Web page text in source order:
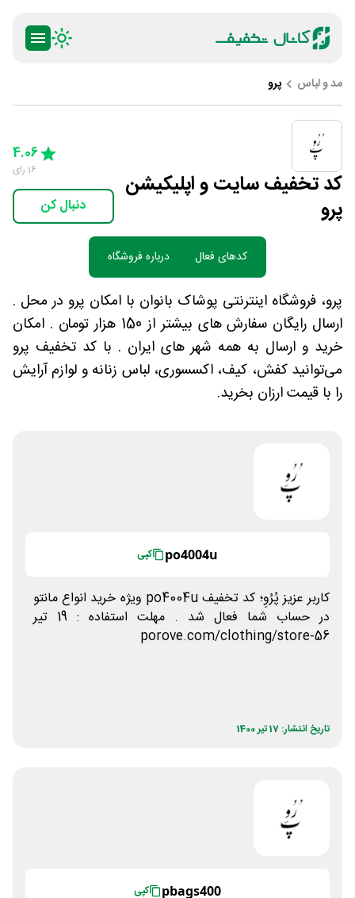
مد و لباس پرو
کد تخفیف سایت و اپلیکیشن
پرو
4 Stars
5 Stars
4.06
16 رای
دنبال کن
کدهای فعال درباره فروشگاه
پرو، فروشگاه اینترنتی پوشاک بانوان با امکان پرو در محل .
ارسال رایگان سفارش های بیشتر از 150 هزار تومان . امکان
خرید و ارسال به همه شهر های ایران . با کد تخفیف پرو
می‌توانید کفش، کیف، اکسسوری، لباس زنانه و لوازم آرایش
را با قیمت ارزان بخرید.
po4004u کپی
كاربر عزيز پُرُوِ؛ كد تخفيف po4004u ويژه خريد انواع مانتو
در حساب شما فعال شد . مهلت استفاده : 19 تير
porove.com/clothing/store-56
تاریخ انتشار: 17 تیر 1400
pbags400 کپی